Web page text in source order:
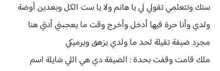
ستك وتتعلمي تقولي لي يا هانم ولا يا ست الكل وبعدين أوضة
ولدي وأنا حرة فيها أدخل وأخرج وقت ما يعجبني أنتي هنا
مجرد ضيفة تقيلة لحد ما ولدي يزهق ويرميكي
ملك قامت وقفت بحدة : الضيفة دي هي اللي شايلة اسم